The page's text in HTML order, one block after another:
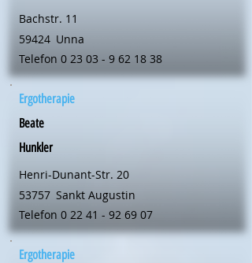
Bachstr. 11
59424 Unna
Telefon 0 23 03 - 9 62 18 38
Ergotherapie
Beate
Hunkler
Henri-Dunant-Str. 20
53757 Sankt Augustin
Telefon 0 22 41 - 92 69 07
Ergotherapie